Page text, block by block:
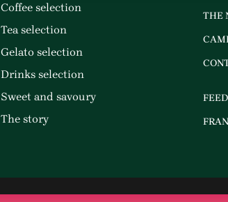
Coffee selection
Tea selection
Gelato selection
Drinks selection
Sweet and savoury
The story
THE